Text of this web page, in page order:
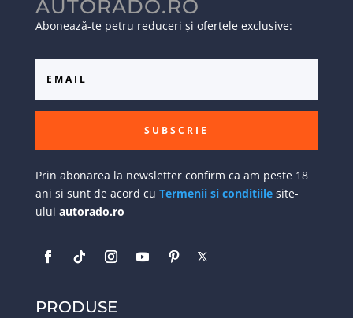
AUTORADO.RO
Abonează-te petru reduceri și ofertele exclusive:
SUBSCRIE
Prin abonarea la newsletter confirm ca am peste 18
ani si sunt de acord cu Termenii si conditiilesite-
ului autorado.ro
PRODUSE